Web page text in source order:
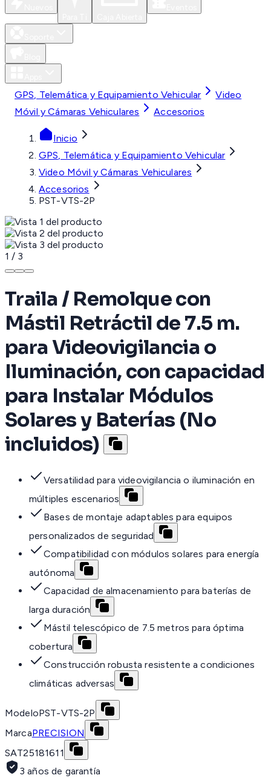
GPS, Telemática y Equipamiento Vehicular
Video
Móvil y Cámaras Vehiculares
Accesorios
Inicio
GPS, Telemática y Equipamiento Vehicular
Video Móvil y Cámaras Vehiculares
Accesorios
PST-VTS-2P
1 / 3
Traila / Remolque con
Mástil Retráctil de 7.5 m.
para Videovigilancia o
Iluminación, con capacidad
para Instalar Módulos
Solares y Baterías (No
incluidos)
Versatilidad para videovigilancia o iluminación en
múltiples escenarios
Bases de montaje adaptables para equipos
personalizados de seguridad
Compatibilidad con módulos solares para energía
autónoma
Capacidad de almacenamiento para baterías de
larga duración
Mástil telescópico de 7.5 metros para óptima
cobertura
Construcción robusta resistente a condiciones
climáticas adversas
ModeloPST-VTS-2P
MarcaPRECISION
SAT25181611
3 años de garantía